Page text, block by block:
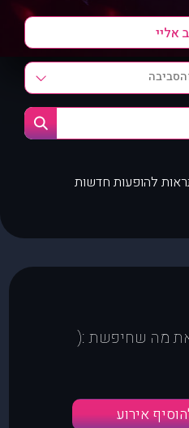
להופעות חדשות
מה שחיפשת :(
אירוע